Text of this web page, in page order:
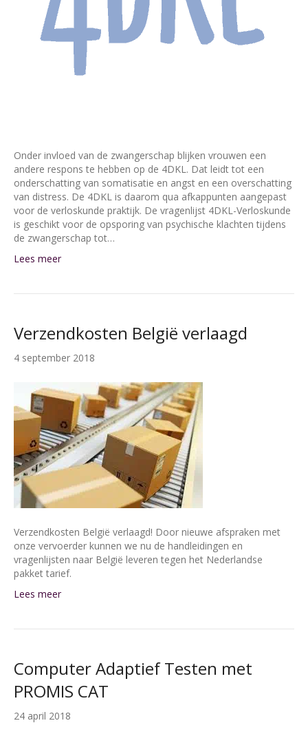
Onder invloed van de zwangerschap blijken vrouwen een
andere respons te hebben op de 4DKL. Dat leidt tot een
onderschatting van somatisatie en angst en een overschatting
van distress. De 4DKL is daarom qua afkappunten aangepast
voor de verloskunde praktijk. De vragenlijst 4DKL-Verloskunde
is geschikt voor de opsporing van psychische klachten tijdens
de zwangerschap tot…
Lees meer
Verzendkosten België verlaagd
4 september 2018
Verzendkosten België verlaagd! Door nieuwe afspraken met
onze vervoerder kunnen we nu de handleidingen en
vragenlijsten naar België leveren tegen het Nederlandse
pakket tarief.
Lees meer
Computer Adaptief Testen met
PROMIS CAT
24 april 2018